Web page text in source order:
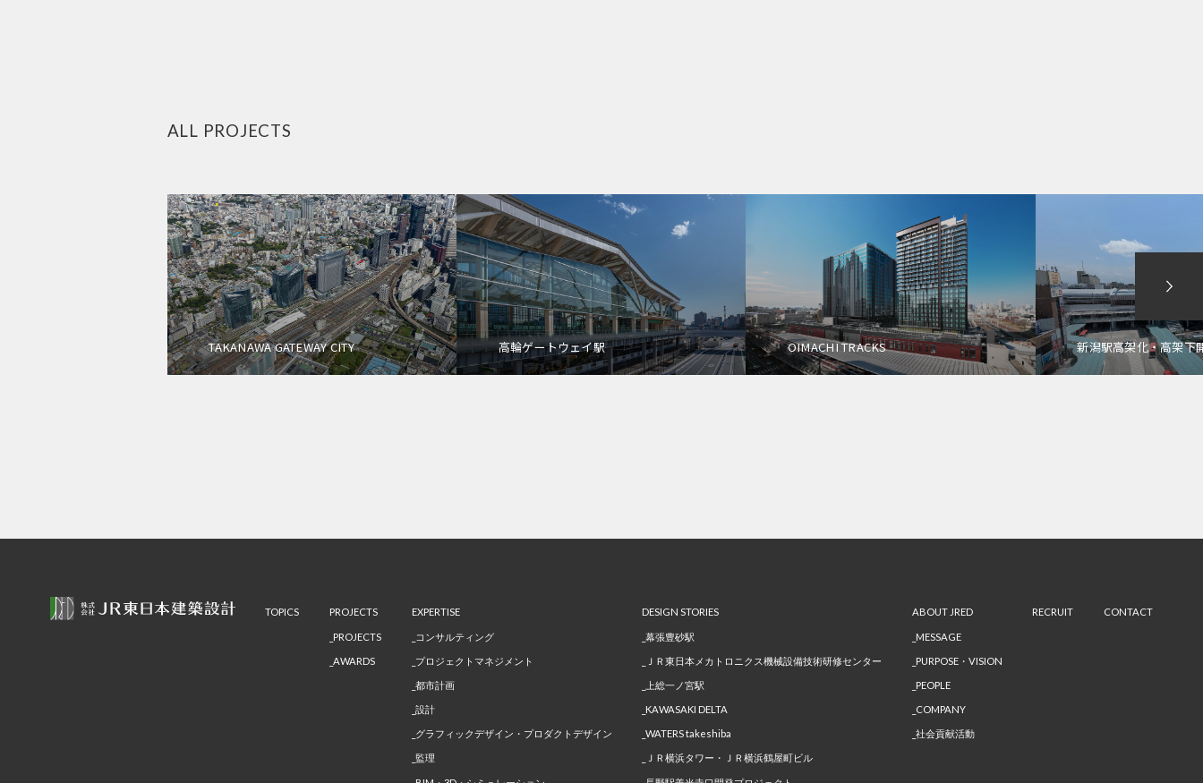
ALL PROJECTS
TAKANAWA GATEWAY CITY 高輪ゲートウェイ駅 OIMACHI TRACKS 新潟駅高架化・高架下
TOPICS PROJECTS
PROJECTS
AWARDS
EXPERTISE
コンサルティング
プロジェクトマネジメント
都市計画
設計
グラフィックデザイン・プロダクトデザイン
監理
DESIGN STORIES
幕張豊砂駅
ＪＲ東日本メカトロニクス機械設備技術研修センター
上総一ノ宮駅
KAWASAKI DELTA
WATERS takeshiba
ＪＲ横浜タワー・ＪＲ横浜鶴屋町ビル
ABOUT JRED
MESSAGE
PURPOSE・VISION
PEOPLE
COMPANY
社会貢献活動
RECRUIT CONTACT